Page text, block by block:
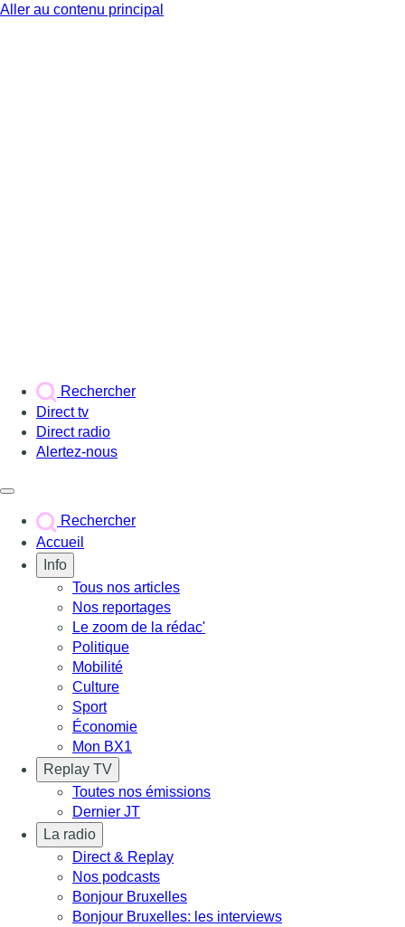
Aller au contenu principal
Rechercher
Direct tv
Direct radio
Alertez-nous
Rechercher
Accueil
Info
Tous nos articles
Nos reportages
Le zoom de la rédac'
Politique
Mobilité
Culture
Sport
Économie
Mon BX1
Replay TV
Toutes nos émissions
Dernier JT
La radio
Direct & Replay
Nos podcasts
Bonjour Bruxelles
Bonjour Bruxelles: les interviews